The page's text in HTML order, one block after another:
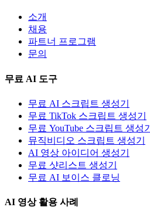
소개
채용
파트너 프로그램
문의
무료 AI 도구
무료 AI 스크립트 생성기
무료 TikTok 스크립트 생성기
무료 YouTube 스크립트 생성기
뮤직비디오 스크립트 생성기
AI 영상 아이디어 생성기
무료 샷리스트 생성기
무료 AI 보이스 클로닝
AI 영상 활용 사례